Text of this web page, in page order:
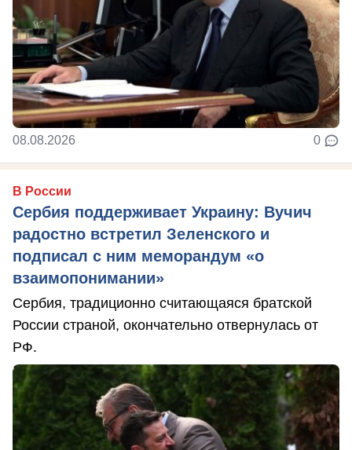
08.08.2026 0
В России
Сербия поддерживает Украину: Вучич
радостно встретил Зеленского и
подписал с ним меморандум «о
взаимопонимании»
Сербия, традиционно считающаяся братской
России страной, окончательно отвернулась от
РФ.